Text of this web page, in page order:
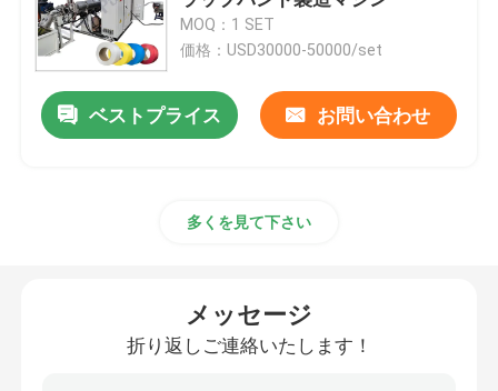
ポリ塩化ビニールの管の押出機機械
PPRの管の生産ライン
ペット バンド放出機械
MOQ：1 SET
価格：USD30000-50000/set
ベストプライス お問い合わせ
多くを見て下さい
メッセージ
折り返しご連絡いたします！